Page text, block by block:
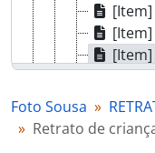
[Item]
[Item]
[Item]
[Item]
[Item]
Foto Sousa
Retrato de